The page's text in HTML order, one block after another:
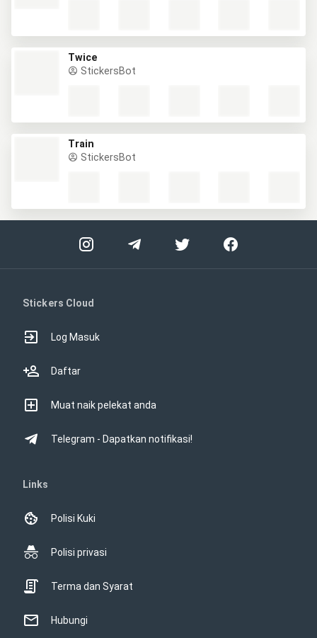
Twice
StickersBot
Train
StickersBot
Stickers Cloud
Log Masuk
Daftar
Muat naik pelekat anda
Telegram - Dapatkan notifikasi!
Links
Polisi Kuki
Polisi privasi
Terma dan Syarat
Hubungi